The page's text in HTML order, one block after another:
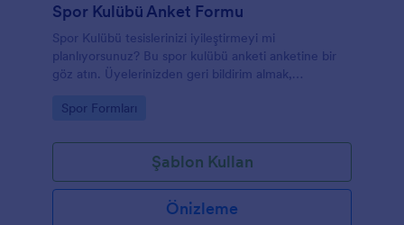
Spor Kulübü Anket Formu
Spor Kulübü tesislerinizi iyileştirmeyi mi
planlıyorsunuz? Bu spor kulübü anketi anketine bir
göz atın. Üyelerinizden geri bildirim almak,
Spor kulübü meraklıları için bazı örnek anket soruları
temelleri kapsar. Form, üyenizin tercih ettiği yiyecek
seçimi, ziyaretlerinin sıklığı, tercih ettikleri içecek ve
diğer kullanıcılara yönelik tesisin nasıl iyileştirileceği
konusundaki fikirlerini isteyecektir.
Go to Category:
Spor Formları
Şablon Kullan
Önizleme